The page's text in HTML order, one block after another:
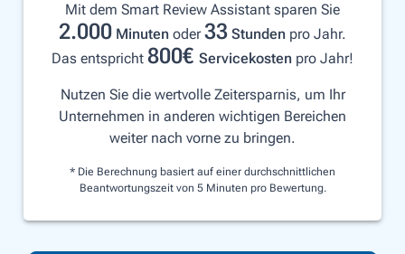
Mit dem Smart Review Assistant sparen Sie
2.000 Minuten oder33 Stunden pro Jahr.
Das entspricht 800€ Servicekosten pro Jahr!
Nutzen Sie die wertvolle Zeitersparnis, um Ihr
Unternehmen in anderen wichtigen Bereichen
weiter nach vorne zu bringen.
* Die Berechnung basiert auf einer durchschnittlichen
Beantwortungszeit von 5 Minuten pro Bewertung.